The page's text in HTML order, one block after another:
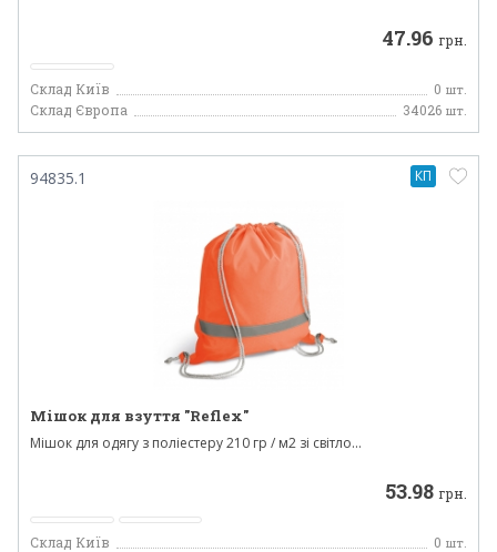
47.96 грн.
Склад Київ 0 шт.
Склад Європа 34026 шт.
94835.1
Мішок для взуття "Reflex"
Мішок для одягу з поліестеру 210 гр / м2 зі світло...
53.98 грн.
Склад Київ 0 шт.
КП